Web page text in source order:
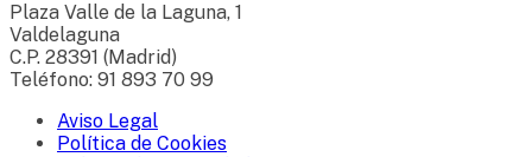
Plaza Valle de la Laguna, 1
Valdelaguna
C.P. 28391 (Madrid)
Teléfono: 91 893 70 99
Aviso Legal
Política de Cookies